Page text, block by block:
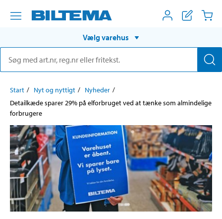
Vælg varehus
Start Nyt og nyttigt
Nyheder
Detailkæde sparer 29% på elforbruget ved at tænke som almindelige
forbrugere